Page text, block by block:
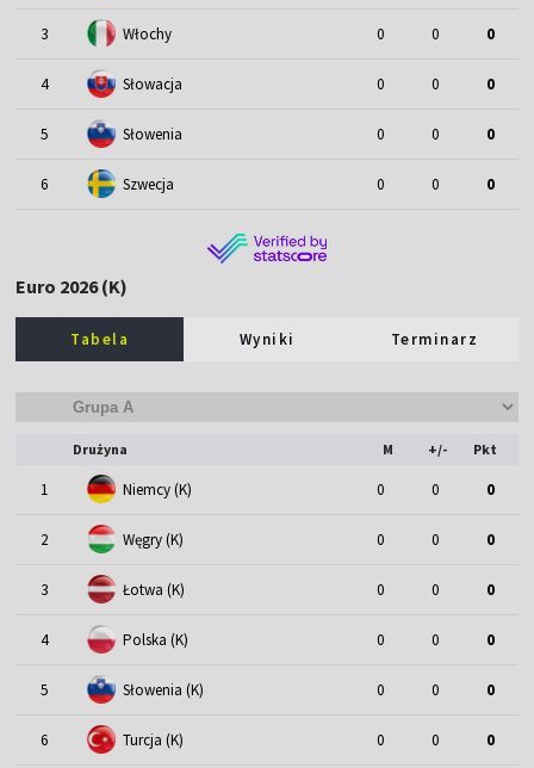
3 Włochy 0 0 0
4 Słowacja 0 0 0
5 Słowenia 0 0 0
6 Szwecja 0 0 0
Euro 2026 (K)
Tabela Wyniki Terminarz
Drużyna M +/- Pkt
1 Niemcy (K) 0 0 0
2 Węgry (K) 0 0 0
3 Łotwa (K) 0 0 0
4 Polska (K) 0 0 0
5 Słowenia (K) 0 0 0
6 Turcja (K) 0 0 0